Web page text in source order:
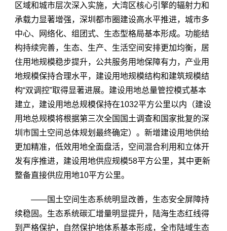
区域和城市层次深入实施，大湾区核心引擎的辐射力和
承载力显著增强，深圳都市圈建设高水平推进，城市多
中心、网络化、组团式、生态型格局基本形成。功能结
构持续完善，生态、生产、生活空间安排更加均衡，居
住用地规模稳步提升，公共服务用地保障有力，产业用
地规模保持合理水平，建设用地规模结构和建筑规模结
构“双调控”取得显著进展。建设用地总量管控模式基本
建立，建设用地总规模保持在1032平方公里以内（建设
用地总规模将根据第三次全国国土调查和国家批复的深
圳市国土空间总体规划最终确定）。新增建设用地供给
更加精准，低效用地全面盘活，空间混合利用和立体开
发有序推进，建设用地供应规模58平方公里，其中更新
整备直接供应用地10平方公里。
——国土空间生态系统明显改善，生态安全屏障持
续稳固。生态系统碳汇增量明显提升，陆海生态红线得
到严格保护，自然保护地体系基本形成，全市陆域生态